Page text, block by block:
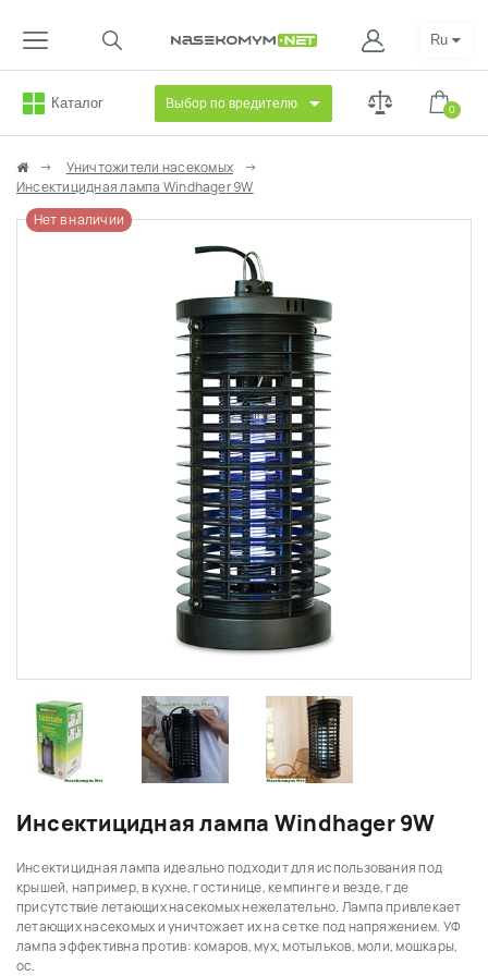
Каталог Выбор по вредителю 0
Ru
Уничтожители насекомых
Инсектицидная лампа Windhager 9W
Нет в наличии
Инсектицидная лампа Windhager 9W
Инсектицидная лампа идеально подходит для использования под
крышей, например, в кухне, гостинице, кемпинге и везде, где
присутствие летающих насекомых нежелательно. Лампа привлекает
летающих насекомых и уничтожает их на сетке под напряжением. УФ
лампа эффективна против: комаров, мух, мотыльков, моли, мошкары,
ос.